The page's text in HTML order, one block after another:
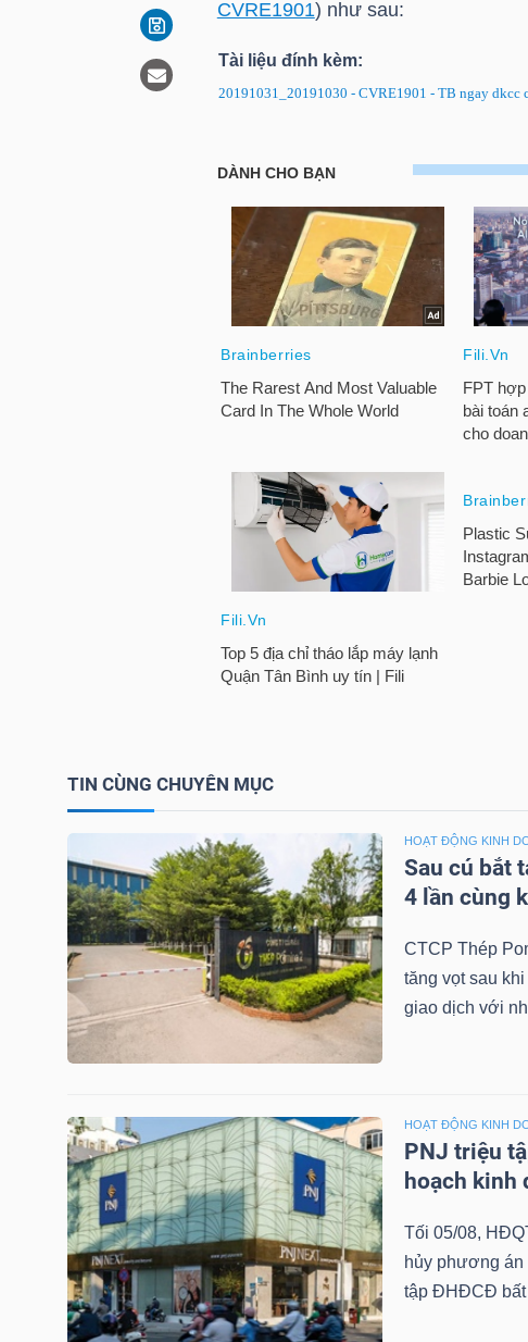
CVRE1901) như sau:
Tài liệu đính kèm:
20191031_20191030 - CVRE1901 - TB ngay dkcc
Chứng quyền CVRE1901: Thông
TIN CÙNG CHUYÊN MỤC
HOẠT ĐỘNG KINH
Sau cú bắt
4 lần cùng
CTCP Thép
tăng vọt sau
giao dịch với
HOẠT ĐỘNG KINH
PNJ triệu
hoạch kinh
Tối 05/08,
hủy phương án
tập ĐHĐCĐ bất
NHÂN
TÍCH
MÔ
NGÀNH